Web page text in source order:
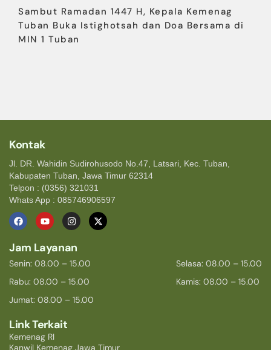
Sambut Ramadan 1447 H, Kepala Kemenag
Tuban Buka Istighotsah dan Doa Bersama di
MIN 1 Tuban
Kontak
Jl. DR. Wahidin Sudirohusodo No.47, Latsari, Kec. Tuban,
Kabupaten Tuban, Jawa Timur 62314
Telpon : (0356) 321031
Whats App : 085746906597
Jam Layanan
Senin: 08.00 – 15.00
Rabu: 08.00 – 15.00
Jumat: 08.00 – 15.00
Selasa: 08.00 – 15.00
Kamis: 08.00 – 15.00
Link Terkait
Kemenag RI
Kanwil Kemenag Jawa Timur